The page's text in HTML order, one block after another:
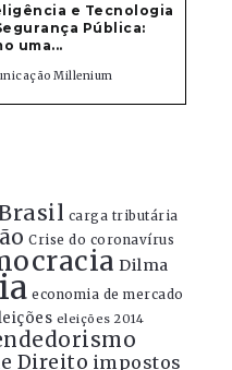
e Tecnologia
Pública:
uma...
Millenium
carga tributária
Crise do coronavírus
Dilma
economia de mercado
eleições 2014
Direito impostos